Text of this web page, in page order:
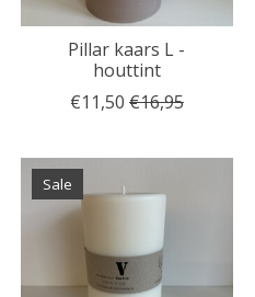
Pillar kaars L -
houttint
€11,50 €16,95
Sale